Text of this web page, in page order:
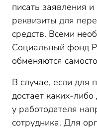
писать заявления
реквизиты для
средств. Всеми
Социальный фонд
обменяются
В случае, если для
достает каких-
у работодателя
сотрудника. Для